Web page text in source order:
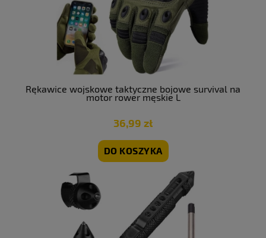
Rękawice wojskowe taktyczne bojowe survival na
motor rower męskie L
36,99 zł
DO KOSZYKA